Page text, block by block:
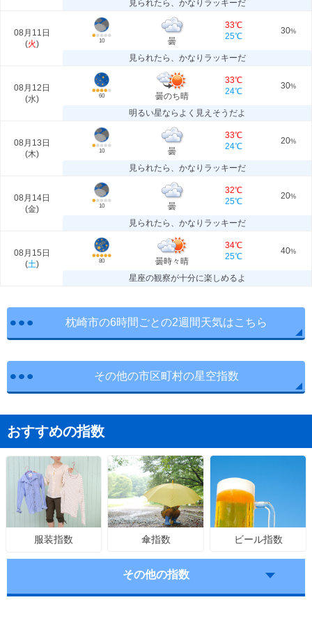
見られたら、かなりラッキーだ
08月11日
(火) 10 曇
33℃
25℃
30%
見られたら、かなりラッキーだ
08月12日
(水) 60 曇のち晴
33℃
24℃
30%
明るい星ならよく見えそうだよ
08月13日
(木) 10 曇
33℃
24℃
20%
見られたら、かなりラッキーだ
08月14日
(金) 10 曇
32℃
25℃
20%
見られたら、かなりラッキーだ
08月15日
(土) 80 曇時々晴
34℃
25℃
40%
星座の観察が十分に楽しめるよ
枕崎市の6時間ごとの2週間天気はこちら
その他の市区町村の星空指数
おすすめの指数
服装指数 傘指数 ビール指数
その他の指数